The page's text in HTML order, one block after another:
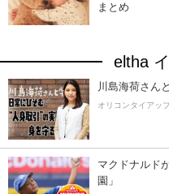
まとめ
eltha
川島海荷さん
オリコンタイアッ
マクドナルド
園」